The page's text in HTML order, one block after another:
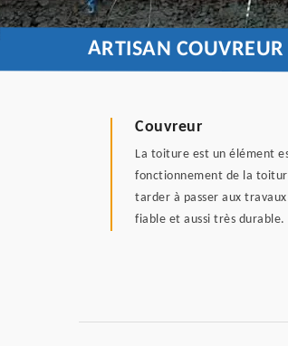
ARTISAN
Couvreur
La toiture est un élément
fonctionnement de la
tarder à passer aux
fiable et aussi très durable.